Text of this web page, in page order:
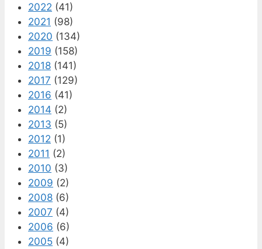
2022 (41)
2021 (98)
2020 (134)
2019 (158)
2018 (141)
2017 (129)
2016 (41)
2014 (2)
2013 (5)
2012 (1)
2011 (2)
2010 (3)
2009 (2)
2008 (6)
2007 (4)
2006 (6)
2005 (4)